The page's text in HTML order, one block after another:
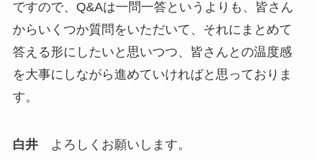
ですので、Q&Aは一問一答というよりも、皆さん
からいくつか質問をいただいて、それにまとめて
答える形にしたいと思いつつ、皆さんとの温度感
を大事にしながら進めていければと思っておりま
す。
白井よろしくお願いします。